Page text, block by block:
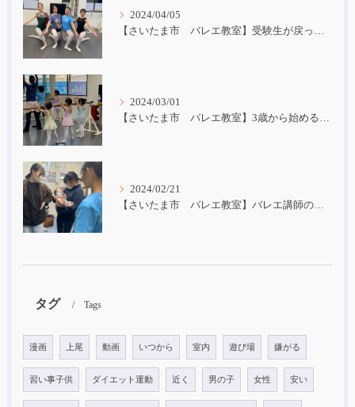
2024/04/05
2024/03/01
2024/02/21
【さいたま市 バレエ教室】バレエ講師の子育て
タグ Tags
漫画 上尾 動画 いつから 室内 遊び場 嫌がる
習い事子供 ダイエット運動 近く 男の子 女性 安い